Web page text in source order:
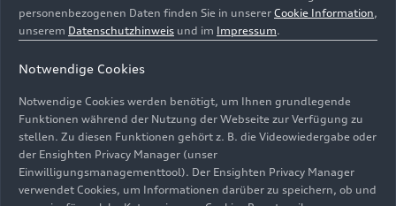
ERC-Geschäftsführer Claus Liedy (links) und Werkleiter
Audi-Standort Ingolstadt Siegfried Schmidtner (rechts)
personenbezogenen Daten finden Sie in unserer Cookie Information,
unserem Datenschutzhinweis und im Impressum.
Notwendige Cookies
Notwendige Cookies werden benötigt, um Ihnen grundlegende
Funktionen während der Nutzung der Webseite zur Verfügung zu
stellen. Zu diesen Funktionen gehört z. B. die Videowiedergabe oder
der Ensighten Privacy Manager (unser
Einwilligungsmanagementtool). Der Ensighten Privacy Manager
verwendet Cookies, um Informationen darüber zu speichern, ob und